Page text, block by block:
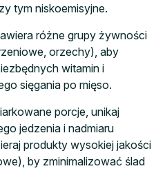
tym niskoemisyjne.
różne grupy żywności
orzechy), aby
witamin i
sięgania po mięso.
porcje, unikaj
jedzenia i nadmiaru
produkty wysokiej jakości
by zminimalizować ślad